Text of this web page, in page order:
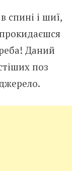
спині і шиї,
Даний
поз